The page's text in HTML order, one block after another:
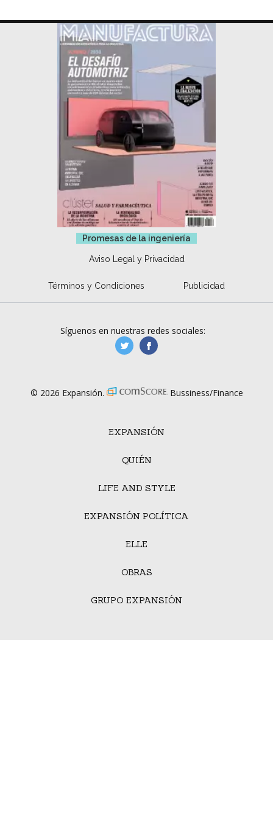
Promesas de la ingeniería
Aviso Legal y Privacidad
Términos y Condiciones Publicidad
EXPANSIÓN
QUIÉN
LIFE AND STYLE
EXPANSIÓN POLÍTICA
ELLE
OBRAS
GRUPO EXPANSIÓN
Síguenos en nuestras redes sociales:
manufacturaGE
© 2026 Expansión. Bussiness/Finance